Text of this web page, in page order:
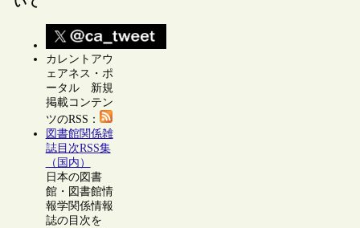
カレントアウ
ェアネス・ポ
ータル 新規
掲載コンテン
ツのRSS：
図書館関係雑
誌目次RSS集
（国内）
日本の図書
館・図書館情
報学関係情報
誌の目次を